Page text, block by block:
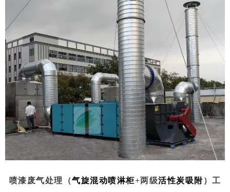
喷漆废气处理（气旋混动喷淋柜+两级活性炭吸附）工